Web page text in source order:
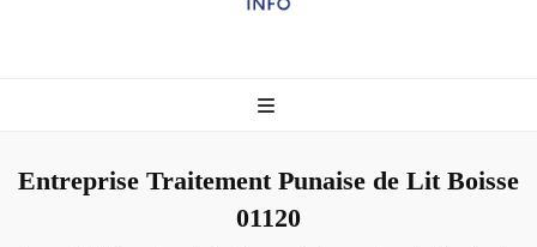
– Info
Entreprise Traitement Punaise de Lit Boisse
01120